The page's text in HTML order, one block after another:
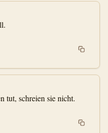
tut, schreien sie nicht.